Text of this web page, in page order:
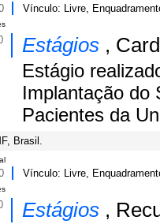
Vínculo: Livre,
Estágios ,
Estágio
Implantação do
Pacientes da
Brasil.
Vínculo: Livre,
Estágios ,